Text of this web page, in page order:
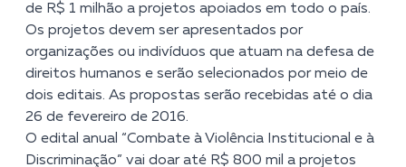
de R$ 1 milhão a projetos apoiados em todo o país.
Os projetos devem ser apresentados por
organizações ou indivíduos que atuam na defesa de
direitos humanos e serão selecionados por meio de
dois editais. As propostas serão recebidas até o dia
26 de fevereiro de 2016.
O edital anual “Combate à Violência Institucional e à
Discriminação” vai doar até R$ 800 mil a projetos